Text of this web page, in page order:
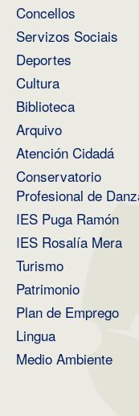
Concellos
Servizos Sociais
Deportes
Cultura
Biblioteca
Arquivo
Atención Cidadá
Conservatorio
Profesional de
IES Puga Ramón
IES Rosalía Mera
Turismo
Patrimonio
Plan de Emprego
Lingua
Medio Ambiente